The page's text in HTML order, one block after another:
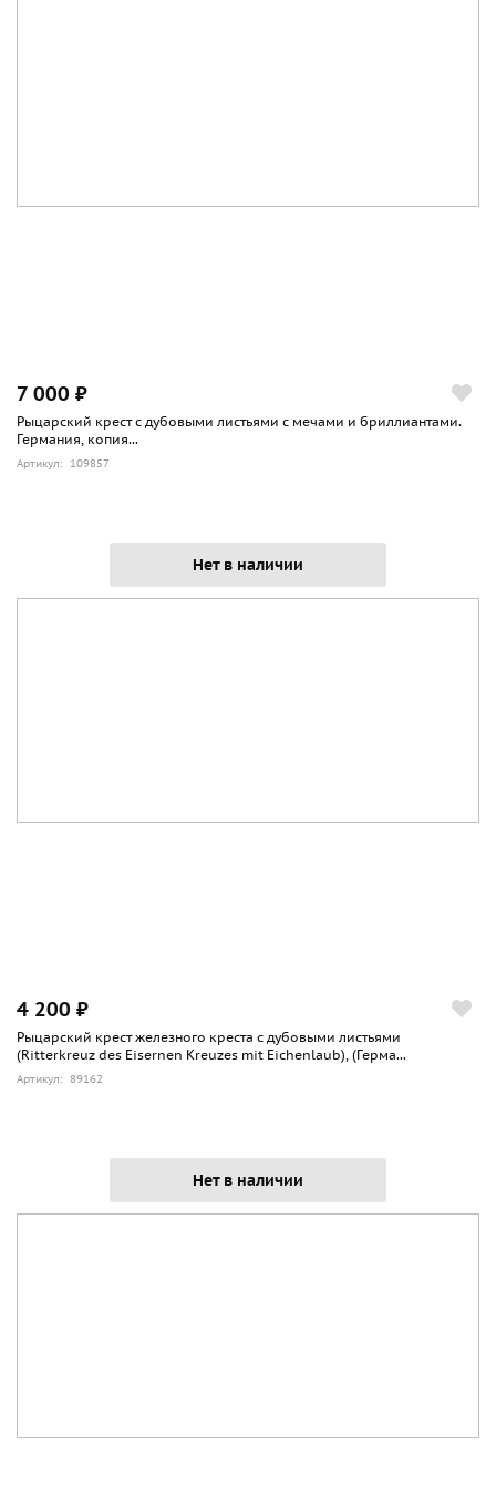
7 000 ₽
Рыцарский крест с дубовыми листьями с мечами и бриллиантами.
Германия, копия...
Артикул: 109857
Нет в наличии
4 200 ₽
Рыцарский крест железного креста с дубовыми листьями
(Ritterkreuz des Eisernen Kreuzes mit Eichenlaub), (Герма...
Артикул: 89162
Нет в наличии